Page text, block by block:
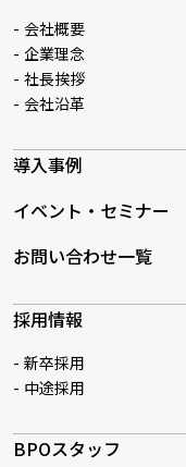
会社概要
企業理念
社長挨拶
会社沿革
導入事例
イベント・セミナー
お問い合わせ一覧
採用情報
新卒採用
中途採用
BPOスタッフ